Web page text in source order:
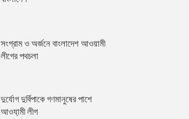
সংগ্রাম ও অর্জনে বাংলাদেশ আওয়ামী
লীগের পথচলা
দুর্যোগ দুর্বিপাকে গণমানুষের পাশে
আওযা়মী লীগ